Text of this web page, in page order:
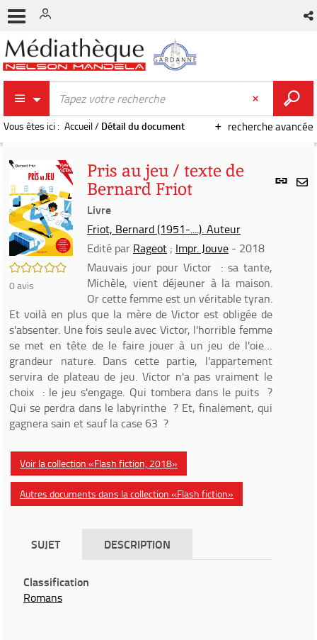
recherche avancée
Vous êtes ici : Accueil/ Détail du document
Lien
/5
0avis
Pris au jeu / texte de
Bernard Friot
Livre
Friot, Bernard (1951-....). Auteur
Edité par Rageot ; Impr. Jouve - 2018
Mauvais jour pour Victor : sa tante,
Michèle, vient déjeuner à la maison.
Or cette femme est un véritable tyran.
Et voilà en plus que la mère de Victor est obligée de
s'absenter. Une fois seule avec Victor, l'horrible femme
se met en tête de le faire jouer à un jeu de l'oie…
grandeur nature. Dans cette partie, l'appartement
servira de plateau de jeu. Victor n'a pas vraiment le
choix : le jeu s'engage. Qui tombera dans le puits ?
Qui se perdra dans le labyrinthe ? Et, finalement, qui
gagnera sain et sauf la case 63 ?
Voir la collection «Flash fiction, 2018»
Autres documents dans la collection «Flash fiction»
SUJET DESCRIPTION
Classification
Romans